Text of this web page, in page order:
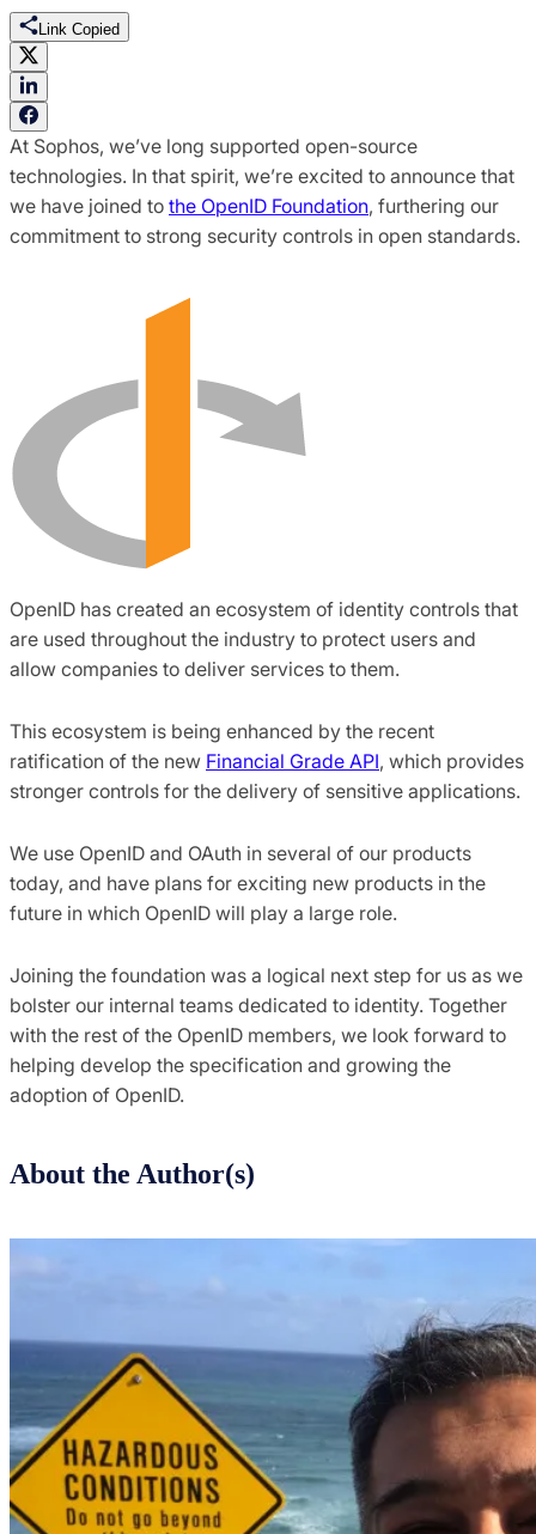
Link Copied
At Sophos, we’ve long supported open-source
technologies. In that spirit, we’re excited to announce that
we have joined to the OpenID Foundation, furthering our
commitment to strong security controls in open standards.
OpenID has created an ecosystem of identity controls that
are used throughout the industry to protect users and
allow companies to deliver services to them.
This ecosystem is being enhanced by the recent
ratification of the new Financial Grade API, which provides
stronger controls for the delivery of sensitive applications.
We use OpenID and OAuth in several of our products
today, and have plans for exciting new products in the
future in which OpenID will play a large role.
Joining the foundation was a logical next step for us as we
bolster our internal teams dedicated to identity. Together
with the rest of the OpenID members, we look forward to
helping develop the specification and growing the
adoption of OpenID.
About the Author(s)